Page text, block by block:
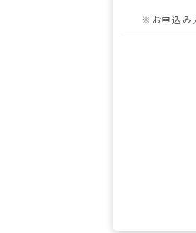
※お申込み